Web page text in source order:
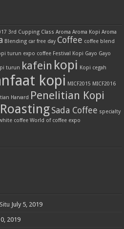
3rd Cupping Class Aroma Aroma Kopi Aroma
Blending car free day Coffee coffee blend
turun expo coffee Festival Kopi Gayo Gayo
turun kafein kopi Kopi cegah
kopi MICF2015 MICF2016
Harvard Penelitian Kopi
Roasting Sada Coffee specialty
coffee World of coffee expo
July 5, 2019
2019